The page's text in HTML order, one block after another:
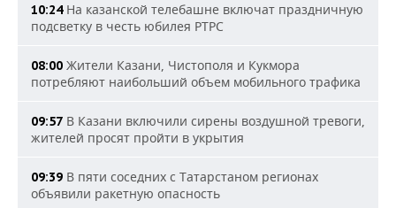
10:24На казанской телебашне включат праздничную
подсветку в честь юбилея РТРС
08:00 Жители Казани, Чистополя и Кукмора
потребляют наибольший объем мобильного трафика
09:57 В Казани включили сирены воздушной тревоги,
жителей просят пройти в укрытия
09:39 В пяти соседних с Татарстаном регионах
объявили ракетную опасность